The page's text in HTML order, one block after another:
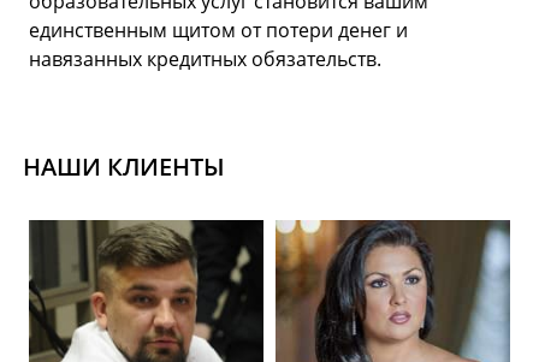
единственным щитом от потери денег и
навязанных кредитных обязательств.
НАШИ КЛИЕНТЫ